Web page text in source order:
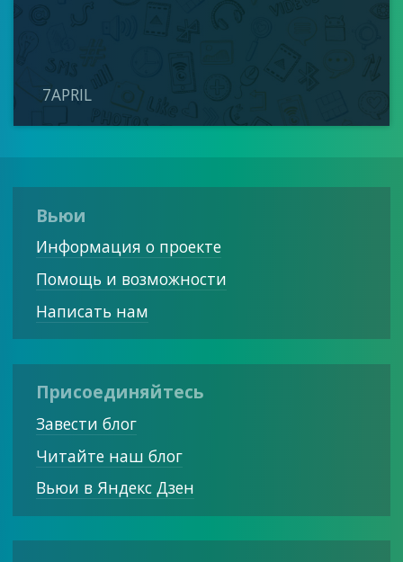
7APRIL
Вьюи
Информация о проекте
Помощь и возможности
Написать нам
Присоединяйтесь
Завести блог
Читайте наш блог
Вьюи в Яндекс Дзен